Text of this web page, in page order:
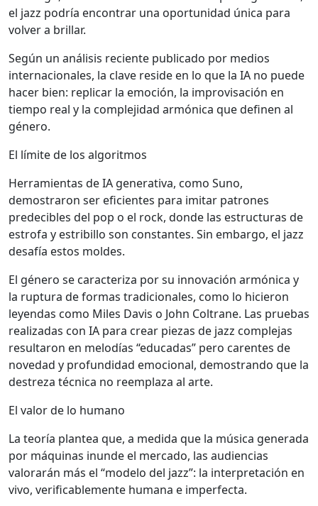
el jazz podría encontrar una oportunidad única para
volver a brillar.
Según un análisis reciente publicado por medios
internacionales, la clave reside en lo que la IA no puede
hacer bien: replicar la emoción, la improvisación en
tiempo real y la complejidad armónica que definen al
género.
El límite de los algoritmos
Herramientas de IA generativa, como Suno,
demostraron ser eficientes para imitar patrones
predecibles del pop o el rock, donde las estructuras de
estrofa y estribillo son constantes. Sin embargo, el jazz
desafía estos moldes.
El género se caracteriza por su innovación armónica y
la ruptura de formas tradicionales, como lo hicieron
leyendas como Miles Davis o John Coltrane. Las pruebas
realizadas con IA para crear piezas de jazz complejas
resultaron en melodías “educadas” pero carentes de
novedad y profundidad emocional, demostrando que la
destreza técnica no reemplaza al arte.
El valor de lo humano
La teoría plantea que, a medida que la música generada
por máquinas inunde el mercado, las audiencias
valorarán más el “modelo del jazz”: la interpretación en
vivo, verificablemente humana e imperfecta.